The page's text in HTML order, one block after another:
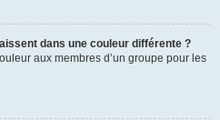
dans une couleur différente ?
aux membres d’un groupe pour les